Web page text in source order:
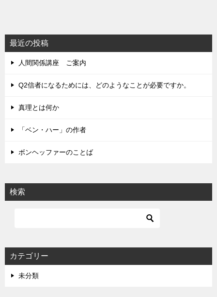
ビ
ゲ
ー
シ
最近の投稿
人間関係講座 ご案内
Q2信者になるためには、どのようなことが必要ですか。
真理とは何か
「ベン・ハー」の作者
ボンヘッファーのことば
検索
カテゴリー
未分類